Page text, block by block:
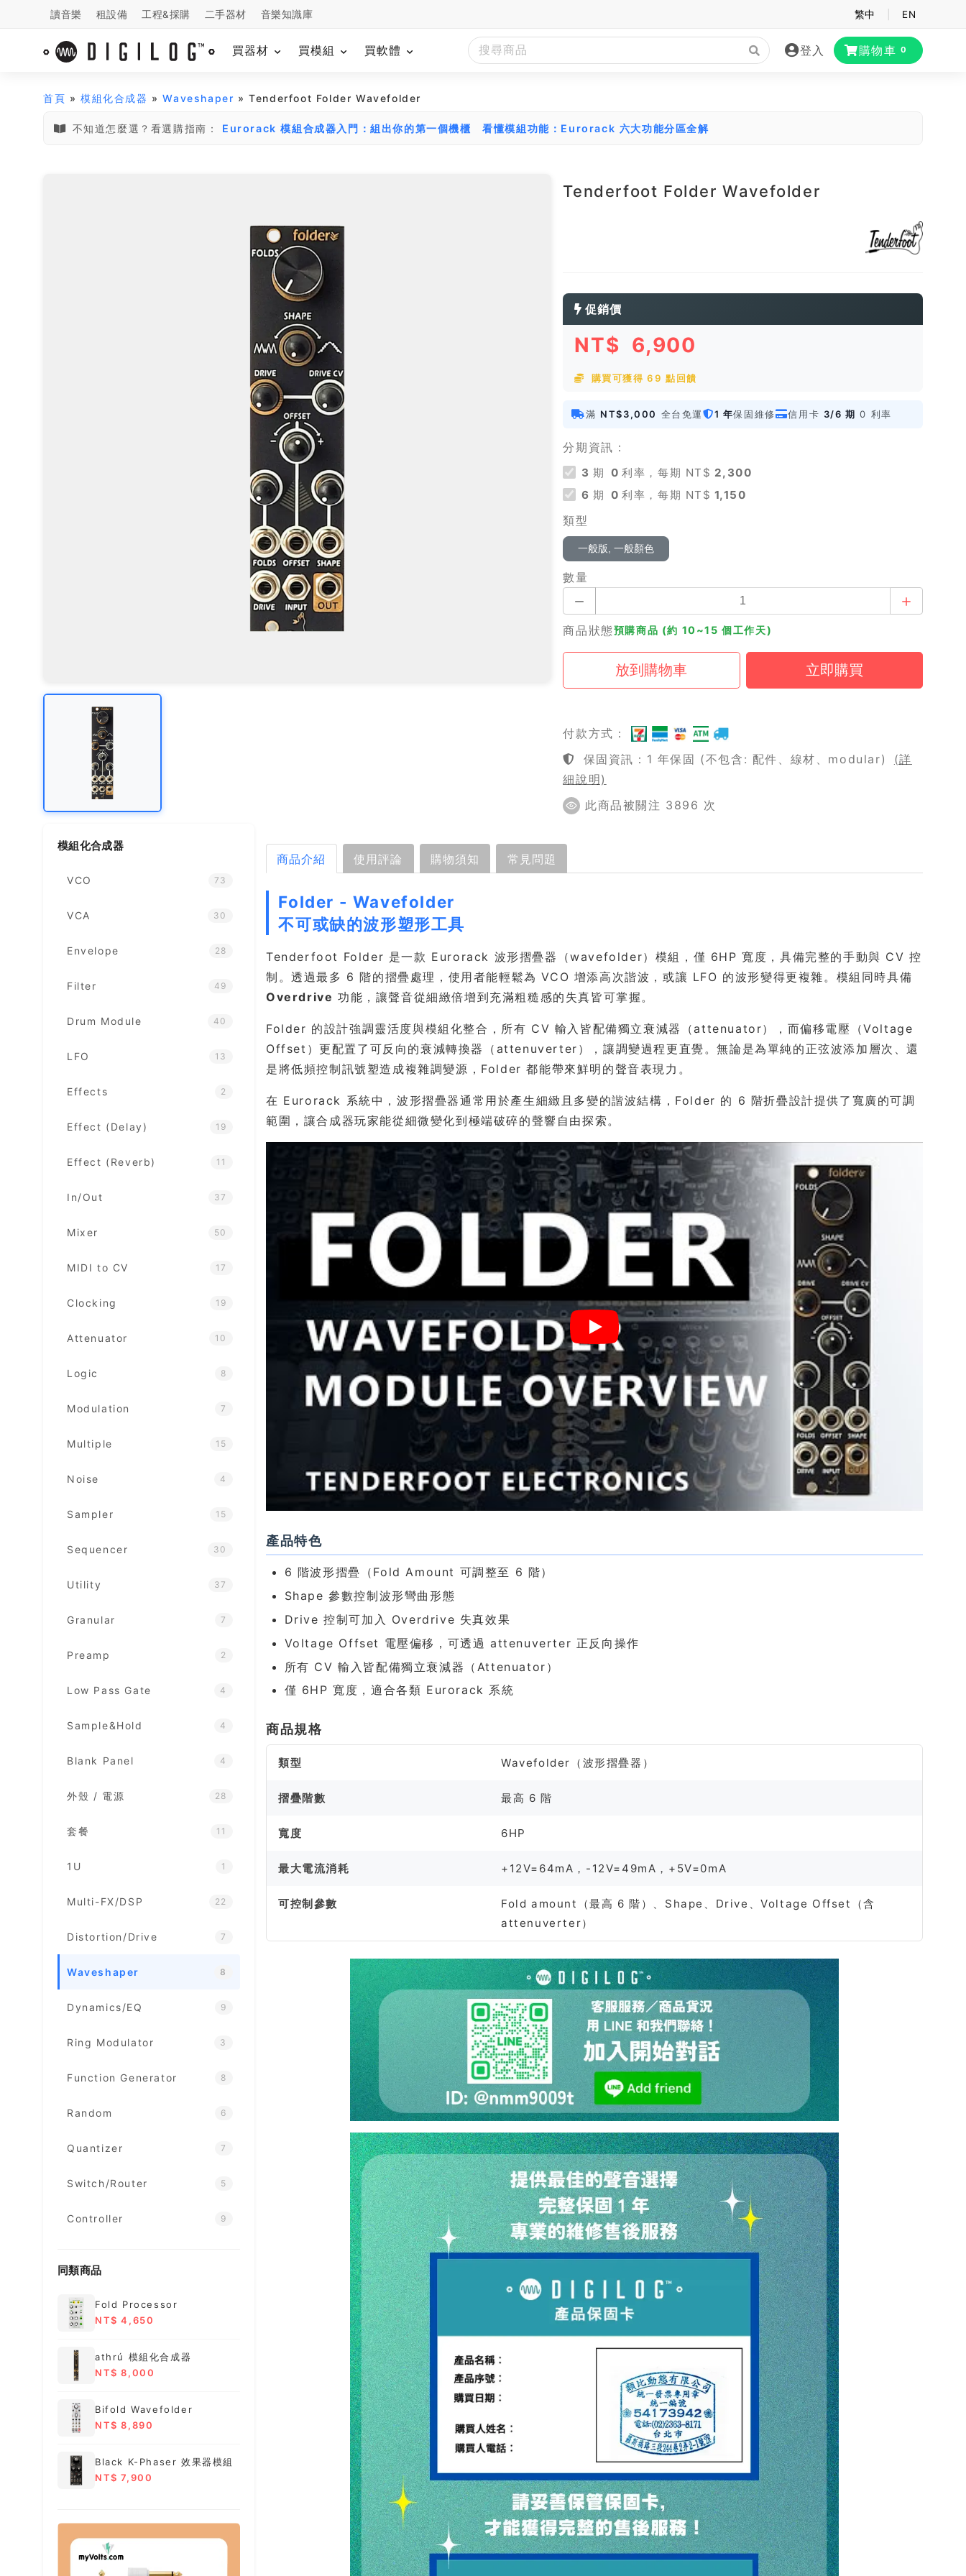
讀音樂 租設備 工程&採購 二手器材 音樂知識庫 繁中 EN
買器材 買模組 買軟體 登入 購物車 0
首頁 »模組化合成器 »Waveshaper » Tenderfoot Folder Wavefolder
不知道怎麼選？看選購指南： Eurorack 模組合成器入門：組出你的第一個機櫃 看懂模組功能：Eurorack 六大功能分區全解
Tenderfoot Folder Wavefolder
促銷價
NT$ 6,900
購買可獲得 69 點回饋
滿 NT$3,000 全台免運 1 年保固維修 信用卡 3/6 期 0 利率
分期資訊：
3 期 0 利率，每期 NT$ 2,300
6 期 0 利率，每期 NT$ 1,150
類型
一般版, 一般顏色
數量
商品狀態預購商品 (約 10~15 個工作天)
付款方式：
保固資訊：1 年保固 (不包含: 配件、線材、modular)
(詳
細說明)
此商品被關注 3896 次
模組化合成器
VCO 73
VCA 30
Envelope 28
Filter 49
Drum Module 40
LFO 13
Effects 2
Effect (Delay) 19
Effect (Reverb) 11
In/Out 37
Mixer 50
MIDI to CV 17
Clocking 19
Attenuator 10
Logic 8
Modulation 7
Multiple 15
Noise 4
Sampler 15
Sequencer 30
Utility 37
Granular 7
Preamp 2
Low Pass Gate 4
Sample&Hold 4
Blank Panel 4
外殼 / 電源 28
套餐 11
1U 1
Multi-FX/DSP 22
Distortion/Drive 7
Waveshaper 8
Dynamics/EQ 9
Ring Modulator 3
Function Generator 8
Random 6
Quantizer 7
Switch/Router 5
Controller 9
同類商品
Fold Processor
NT$ 4,650
athrú 模組化合成器
NT$ 8,000
Bifold Wavefolder
NT$ 8,890
Black K-Phaser 效果器模組
NT$ 7,900
商品介紹 使用評論 購物須知 常見問題
Folder - Wavefolder
不可或缺的波形塑形工具
Tenderfoot Folder 是一款 Eurorack 波形摺疊器（wavefolder）模組，僅 6HP 寬度，具備完整的手動與 CV 控
制。透過最多 6 階的摺疊處理，使用者能輕鬆為 VCO 增添高次諧波，或讓 LFO 的波形變得更複雜。模組同時具備
Overdrive 功能，讓聲音從細緻倍增到充滿粗糙感的失真皆可掌握。
Folder 的設計強調靈活度與模組化整合，所有 CV 輸入皆配備獨立衰減器（attenuator），而偏移電壓（Voltage
Offset）更配置了可反向的衰減轉換器（attenuverter），讓調變過程更直覺。無論是為單純的正弦波添加層次、還
是將低頻控制訊號塑造成複雜調變源，Folder 都能帶來鮮明的聲音表現力。
在 Eurorack 系統中，波形摺疊器通常用於產生細緻且多變的諧波結構，Folder 的 6 階折疊設計提供了寬廣的可調
範圍，讓合成器玩家能從細微變化到極端破碎的聲響自由探索。
產品特色
6 階波形摺疊（Fold Amount 可調整至 6 階）
Shape 參數控制波形彎曲形態
Drive 控制可加入 Overdrive 失真效果
Voltage Offset 電壓偏移，可透過 attenuverter 正反向操作
所有 CV 輸入皆配備獨立衰減器（Attenuator）
僅 6HP 寬度，適合各類 Eurorack 系統
商品規格
類型 Wavefolder（波形摺疊器）
摺疊階數 最高 6 階
寬度 6HP
最大電流消耗 +12V=64mA，-12V=49mA，+5V=0mA
可控制參數
Fold amount（最高 6 階）、Shape、Drive、Voltage Offset（含
attenuverter）